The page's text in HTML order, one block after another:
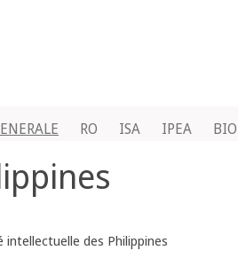
RO ISA IPEA BIO
des Philippines